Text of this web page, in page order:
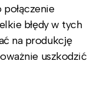
błędy w tych
na produkcję
uszkodzić